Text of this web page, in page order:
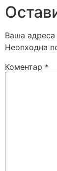
Ваша адреса
Неопходна
Коментар *